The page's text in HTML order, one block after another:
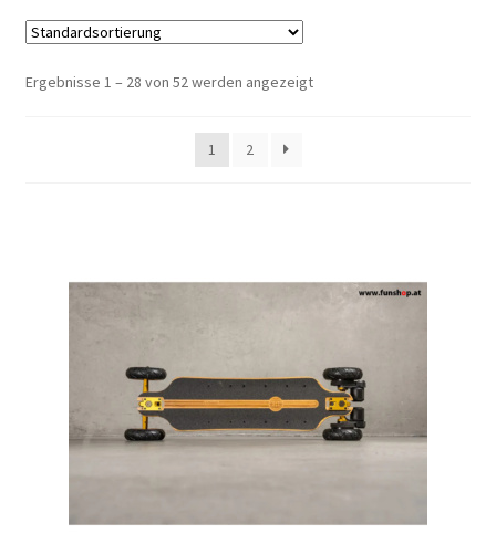
Ergebnisse 1 – 28 von 52 werden angezeigt
1 2